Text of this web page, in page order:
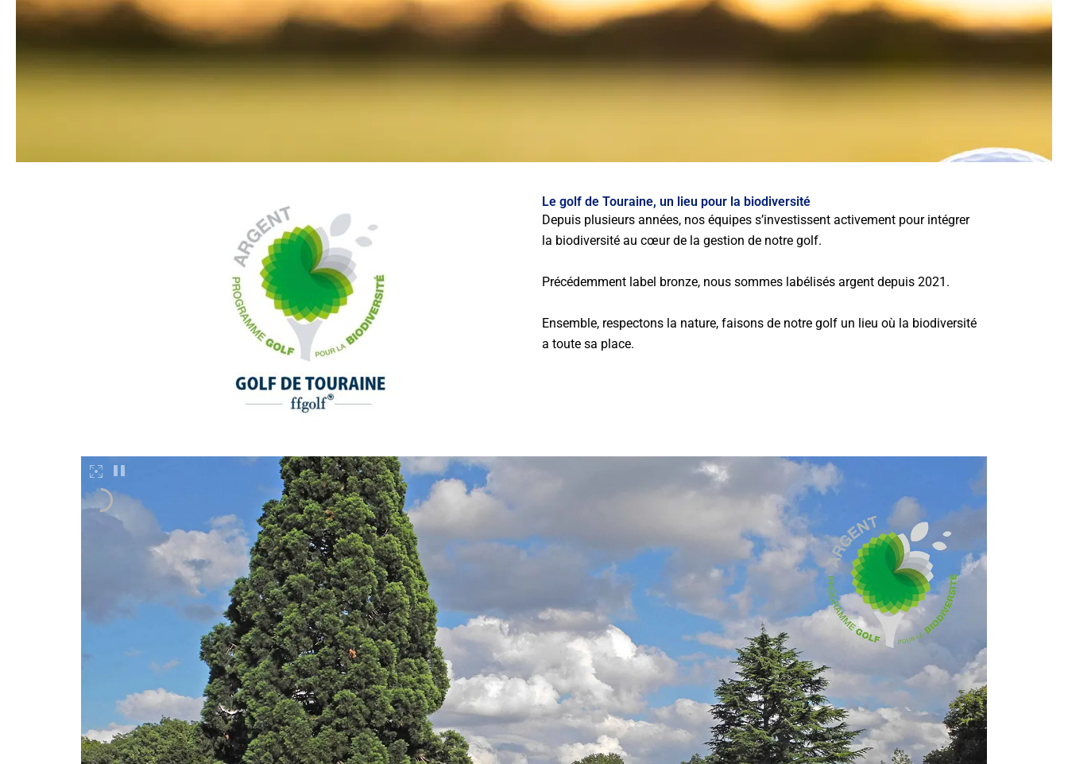
Le golf de Touraine, un lieu pour la biodiversité
Depuis plusieurs années, nos équipes s’investissent activement pour intégrer
la biodiversité au cœur de la gestion de notre golf.
Précédemment label bronze, nous sommes labélisés argent depuis 2021.
Ensemble, respectons la nature, faisons de notre golf un lieu où la biodiversité
a toute sa place.